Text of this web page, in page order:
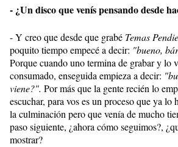
- ¿Un disco que venís pensando desde
- Y creo que desde que grabé Temas
poquito tiempo empecé a decir: "bueno,
Porque cuando uno termina de grabar y lo
consumado, enseguida empieza a decir:
viene?". Por más que la gente recién lo
escuchar, para vos es un proceso que ya lo
la culminación pero que venía de mucho
paso siguiente, ¿ahora cómo seguimos?,
mostrar?